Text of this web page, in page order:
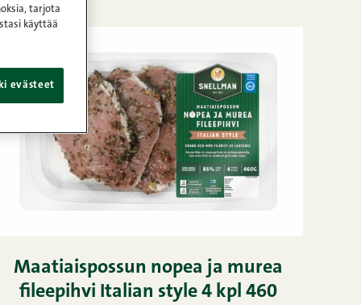
Maatiaispossun nopea ja murea
fileepihvi Italian style 4 kpl 460
tarjota
käyttää
evästeet